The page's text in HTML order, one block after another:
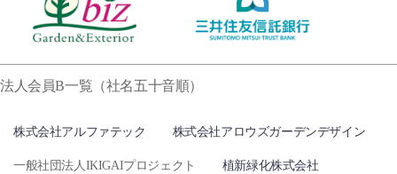
法人会員B一覧（社名五十音順）
株式会社アルファテック 株式会社アロウズガーデンデザイン
一般社団法人IKIGAIプロジェクト 植新緑化株式会社